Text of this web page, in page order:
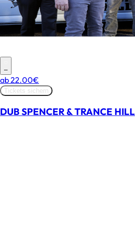
–
ab22.00€
Tickets sichern
DUB SPENCER & TRANCE HILL